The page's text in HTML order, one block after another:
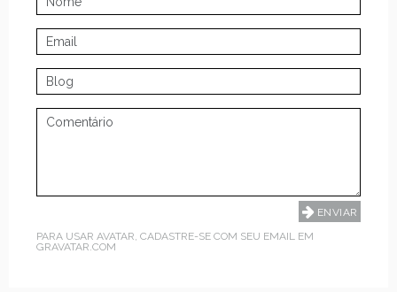
PARA USAR AVATAR, CADASTRE-SE COM SEU EMAIL EM
GRAVATAR.COM